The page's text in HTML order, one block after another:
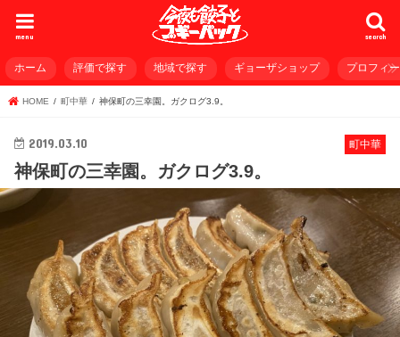
search
menu
ホーム 評価で探す 地域で探す ギョーザショップ プロフィ
HOME 町中華 神保町の三幸園。ガクログ3.9。
町中華
2019.03.10
神保町の三幸園。ガクログ3.9。